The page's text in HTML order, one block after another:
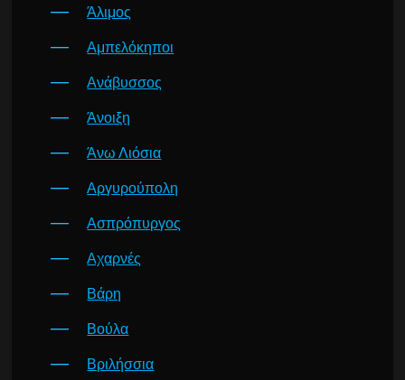
Άλιμος
Αμπελόκηποι
Ανάβυσσος
Άνοιξη
Άνω Λιόσια
Αργυρούπολη
Ασπρόπυργος
Αχαρνές
Βάρη
Βούλα
Βριλήσσια